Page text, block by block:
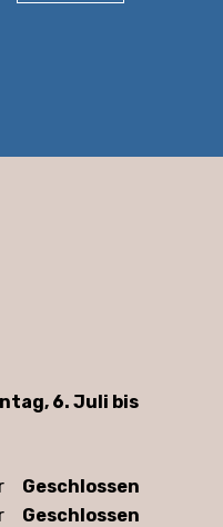
6. Juli bis
Geschlossen
Geschlossen